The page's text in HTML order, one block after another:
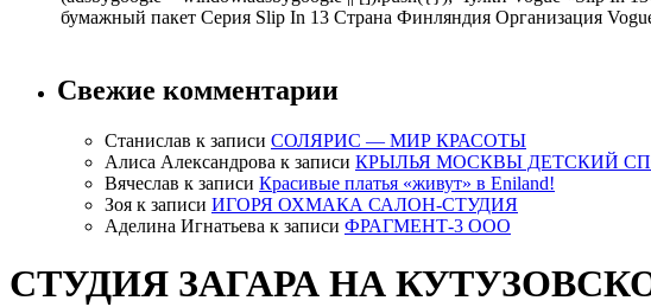
бумажный пакет Серия Slip In 13 Страна Финляндия Организация
Свежие комментарии
Станислав к записи СОЛЯРИС — МИР КРАСОТЫ
Алиса Александрова к записи КРЫЛЬЯ МОСКВЫ ДЕТСКИЙ
Вячеслав к записи Красивые платья «живут» в Eniland!
Зоя к записи ИГОРЯ ОХМАКА САЛОН-СТУДИЯ
Аделина Игнатьева к записи ФРАГМЕНТ-3 ООО
СТУДИЯ ЗАГАРА НА